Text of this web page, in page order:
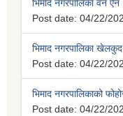
भिमाद नगरपालिका वन
Post date: 04/22/
भिमाद नगरपालिका
Post date: 04/22/
भिमाद नगरपालिकाको
Post date: 04/22/